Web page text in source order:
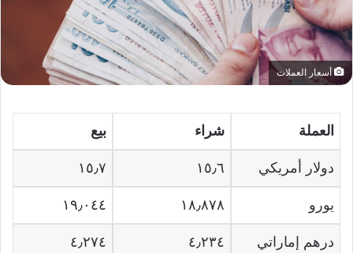
أسعار العملات
العملة شراء بيع
دولار أمريكي ١٥٫٦ ١٥٫٧
يورو ١٨٫٨٧٨ ١٩٫٠٤٤
درهم إماراتي ٤٫٢٣٤ ٤٫٢٧٤